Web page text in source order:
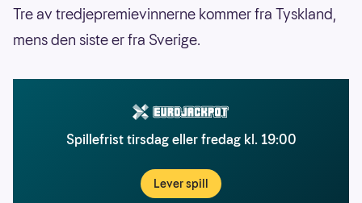
Tre av tredjepremievinnerne kommer fra Tyskland,
mens den siste er fra Sverige.
Spillefrist tirsdag eller fredag kl. 19:00
Lever spill